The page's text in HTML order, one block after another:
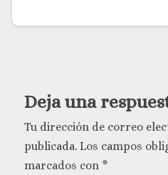
Deja una
Tu dirección de correo
publicada. Los campos
marcados con *